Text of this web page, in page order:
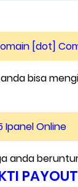
[dot]
bisa
Ipanel Online
anda